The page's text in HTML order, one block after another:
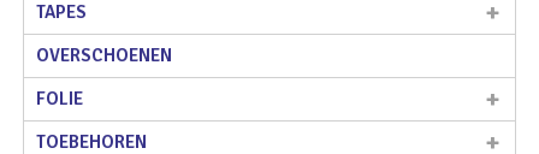
TAPES
OVERSCHOENEN
FOLIE
TOEBEHOREN